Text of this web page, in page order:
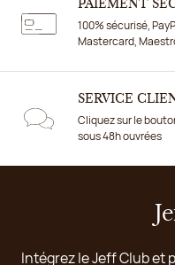
PAIEMENT
100% sécurisé,
Mastercard,
SERVICE
Cliquez sur le
sous 48h ouvrées
Intégrez le Jeff Club et